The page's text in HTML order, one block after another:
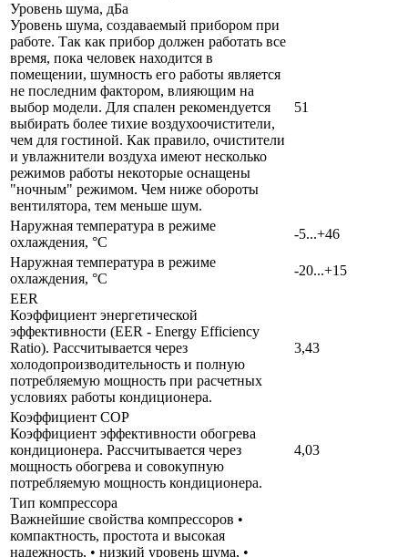
Уровень шума, дБа
Уровень шума, создаваемый прибором при
работе. Так как прибор должен работать все
время, пока человек находится в
помещении, шумность его работы является
не последним фактором, влияющим на
выбор модели. Для спален рекомендуется
выбирать более тихие воздухоочистители,
чем для гостиной. Как правило, очистители
и увлажнители воздуха имеют несколько
режимов работы некоторые оснащены
"ночным" режимом. Чем ниже обороты
вентилятора, тем меньше шум.
51
Наружная температура в режиме
охлаждения, °C
-5...+46
Наружная температура в режиме
охлаждения, °C
-20...+15
EER
Коэффициент энергетической
эффективности (EER - Energy Efficiency
Ratio). Рассчитывается через
холодопроизводительность и полную
потребляемую мощность при расчетных
условиях работы кондиционера.
3,43
Коэффициент COP
Коэффициент эффективности обогрева
кондиционера. Рассчитывается через
мощность обогрева и совокупную
потребляемую мощность кондиционера.
4,03
Тип компрессора
Важнейшие свойства компрессоров •
компактность, простота и высокая
надежность, • низкий уровень шума, •